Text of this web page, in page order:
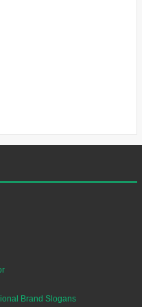
Brand Slogans